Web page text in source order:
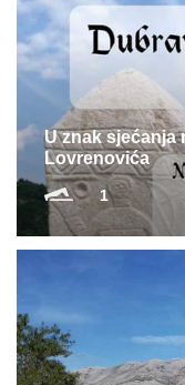
Servisi
Multimedija
U znak sjećanja
Lovrenovića
1